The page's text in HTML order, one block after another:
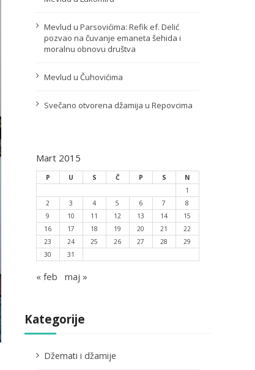
Mevlud u Parsovićima: Refik ef. Delić
pozvao na čuvanje emaneta šehida i
moralnu obnovu društva
Mevlud u Čuhovićima
Svečano otvorena džamija u Repovcima
Mart 2015
P U S Č P S
N
1
2
3 4 5 6 7
8
9
10 11 12 13 14
15
16
17 18 19 20 21
22
23
24 25 26 27 28
29
30
31
« feb maj »
Kategorije
Džemati i džamije